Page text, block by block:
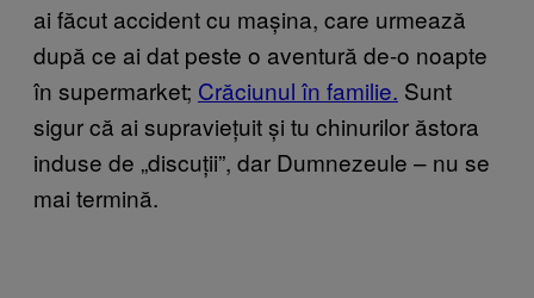
ai făcut accident cu mașina, care urmează
după ce ai dat peste o aventură de-o noapte
în supermarket; Crăciunul în familie. Sunt
sigur că ai supraviețuit și tu chinurilor ăstora
induse de „discuții”, dar Dumnezeule – nu se
mai termină.